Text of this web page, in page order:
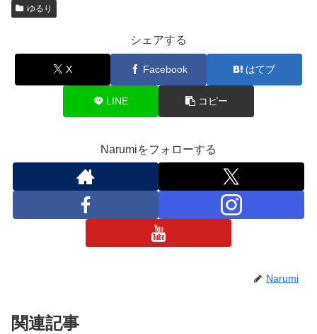
ゆるり
シェアする
X Facebook はてブ
LINE コピー
Narumiをフォローする
Narumi
関連記事